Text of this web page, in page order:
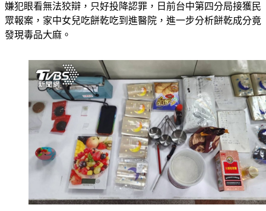
嫌犯眼看無法狡辯，只好投降認罪，日前台中第四分局接獲民
眾報案，家中女兒吃餅乾吃到進醫院，進一步分析餅乾成分竟
發現毒品大麻。